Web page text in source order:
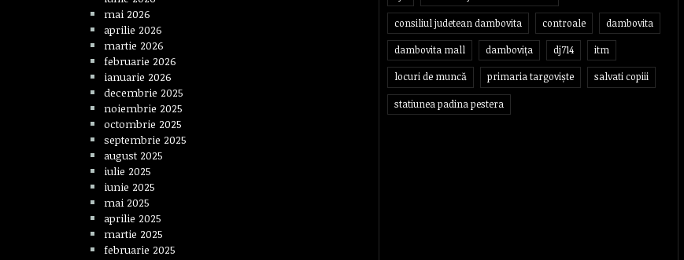
mai 2026
aprilie 2026
martie 2026
februarie 2026
ianuarie 2026
decembrie 2025
noiembrie 2025
octombrie 2025
septembrie 2025
august 2025
iulie 2025
iunie 2025
mai 2025
aprilie 2025
martie 2025
februarie 2025
consiliul judetean dambovita controale dambovita
dambovita mall dambovița dj714 itm
locuri de muncă primaria targoviște salvati copiii
statiunea padina pestera